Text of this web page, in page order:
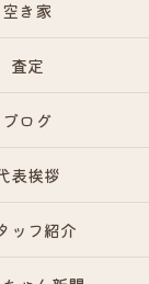
空き家
査定
ブログ
表挨拶
ッフ紹介